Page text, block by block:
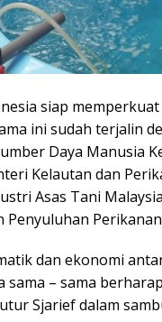
siap
ini sudah terjalin
Daya Manusia
Kelautan dan
Asas Tani
Penyuluhan
dan ekonomi
sama – sama
Sjarief dalam